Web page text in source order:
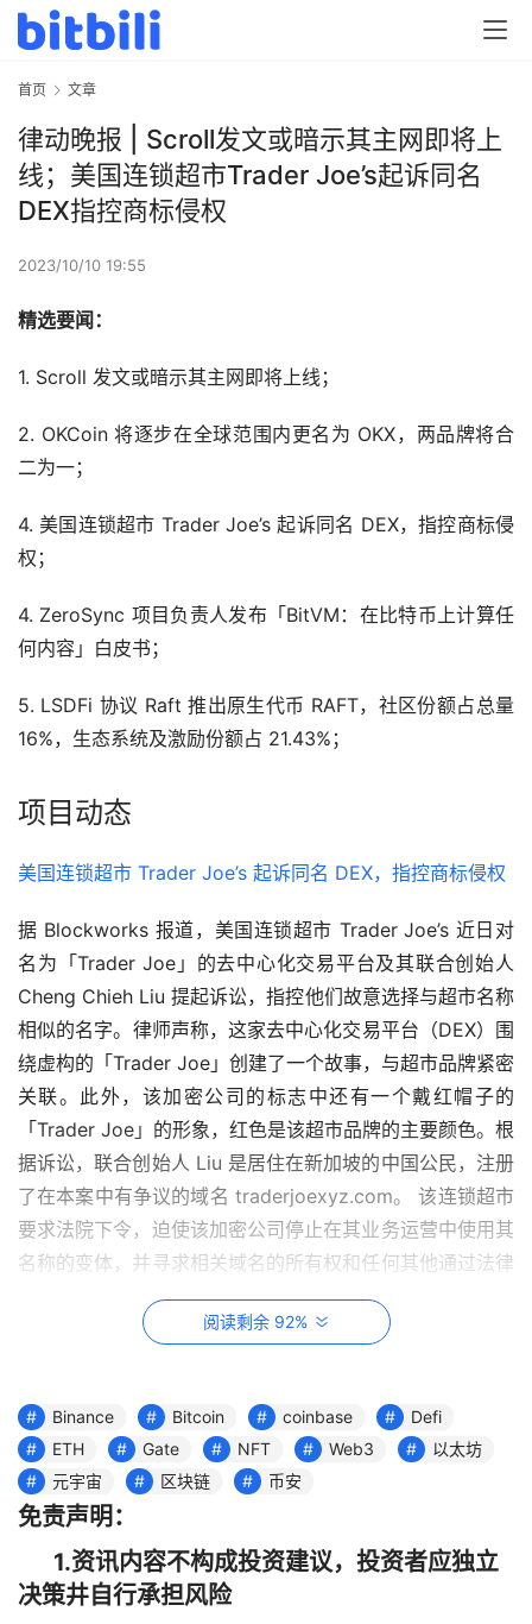
首页 文章
律动晚报 | Scroll发文或暗示其主网即将上
线；美国连锁超市Trader Joe’s起诉同名
DEX指控商标侵权
2023/10/10 19:55
精选要闻：
1. Scroll 发文或暗示其主网即将上线；
2. OKCoin 将逐步在全球范围内更名为 OKX，两品牌将合
二为一；
4. 美国连锁超市 Trader Joe’s 起诉同名 DEX，指控商标侵
权；
4. ZeroSync 项目负责人发布「BitVM：在比特币上计算任
何内容」白皮书；
5. LSDFi 协议 Raft 推出原生代币 RAFT，社区份额占总量
16%，生态系统及激励份额占 21.43%；
项目动态
美国连锁超市 Trader Joe’s 起诉同名 DEX，指控商标侵权
据 Blockworks 报道，美国连锁超市 Trader Joe’s 近日对
名为「Trader Joe」的去中心化交易平台及其联合创始人
Cheng Chieh Liu 提起诉讼，指控他们故意选择与超市名称
相似的名字。律师声称，这家去中心化交易平台（DEX）围
绕虚构的「Trader Joe」创建了一个故事，与超市品牌紧密
关联。此外，该加密公司的标志中还有一个戴红帽子的
「Trader Joe」的形象，红色是该超市品牌的主要颜色。根
据诉讼，联合创始人 Liu 是居住在新加坡的中国公民，注册
了在本案中有争议的域名 traderjoexyz.com。 该连锁超市
要求法院下令，迫使该加密公司停止在其业务运营中使用其
名称的变体，并寻求相关域名的所有权和任何其他通过法律
程序确定的损害赔偿。
ZeroSync 项目负责人发布「BitVM：在比特币上计算任何
内容」（BitVM: Compute Anything on
书。 据白皮书介绍，BitVM 是一种新的计算范式，它允许
在不改变比特币网络共识规则的情况下表达图灵完备的比特
币合约。BitVM 可以执行任何可计算的函数，并且可以进行
离线计算，而不会在链上留下任何痕迹。白皮书还介绍了
阅读剩余 92%
Binance Bitcoin coinbase
Defi
ETH
Gate NFT Web3
以太坊
元宇宙
区块链 币安
免责声明：
1.资讯内容不构成投资建议，投资者应独立
决策井自行承担风险